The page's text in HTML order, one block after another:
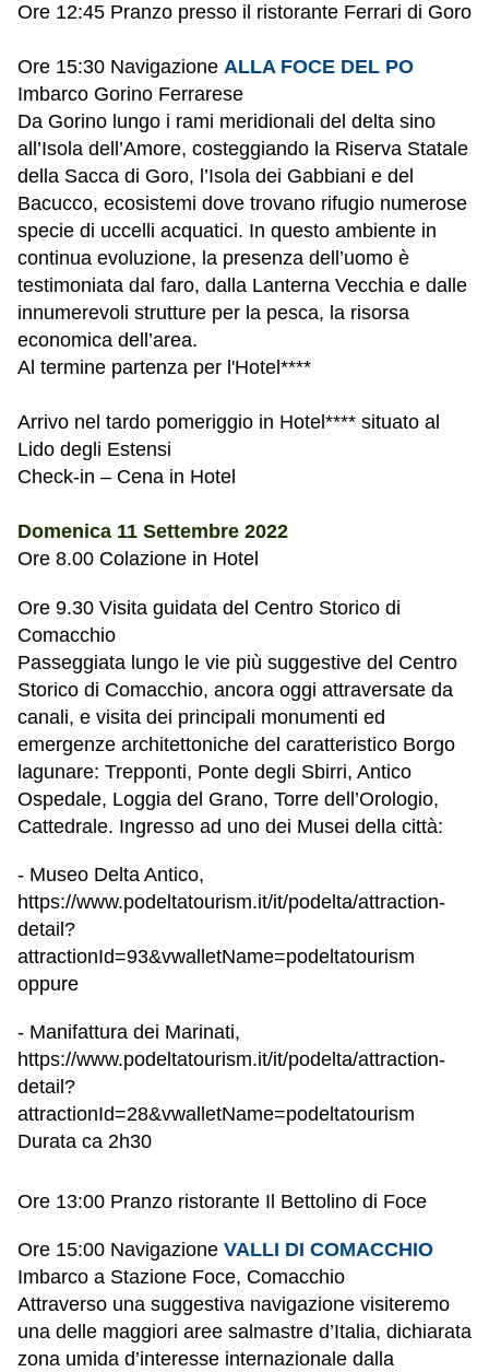
Ore 12:45 Pranzo presso il ristorante Ferrari di Goro
Ore 15:30 Navigazione ALLA FOCE DEL PO
Imbarco Gorino Ferrarese
Da Gorino lungo i rami meridionali del delta sino
all’Isola dell’Amore, costeggiando la Riserva Statale
della Sacca di Goro, l’Isola dei Gabbiani e del
Bacucco, ecosistemi dove trovano rifugio numerose
specie di uccelli acquatici. In questo ambiente in
continua evoluzione, la presenza dell’uomo è
testimoniata dal faro, dalla Lanterna Vecchia e dalle
innumerevoli strutture per la pesca, la risorsa
economica dell’area.
Al termine partenza per l'Hotel****
Arrivo nel tardo pomeriggio in Hotel**** situato al
Lido degli Estensi
Check-in – Cena in Hotel
Domenica 11 Settembre 2022
Ore 8.00 Colazione in Hotel
Ore 9.30 Visita guidata del Centro Storico di
Comacchio
Passeggiata lungo le vie più suggestive del Centro
Storico di Comacchio, ancora oggi attraversate da
canali, e visita dei principali monumenti ed
emergenze architettoniche del caratteristico Borgo
lagunare: Trepponti, Ponte degli Sbirri, Antico
Ospedale, Loggia del Grano, Torre dell’Orologio,
Cattedrale. Ingresso ad uno dei Musei della città:
- Museo Delta Antico,
https://www.podeltatourism.it/it/podelta/attraction-
detail?
attractionId=93&vwalletName=podeltatourism
oppure
- Manifattura dei Marinati,
https://www.podeltatourism.it/it/podelta/attraction-
detail?
attractionId=28&vwalletName=podeltatourism
Durata ca 2h30
Ore 13:00 Pranzo ristorante Il Bettolino di Foce
Ore 15:00 Navigazione VALLI DI COMACCHIO
Imbarco a Stazione Foce, Comacchio
Attraverso una suggestiva navigazione visiteremo
una delle maggiori aree salmastre d’Italia, dichiarata
zona umida d’interesse internazionale dalla